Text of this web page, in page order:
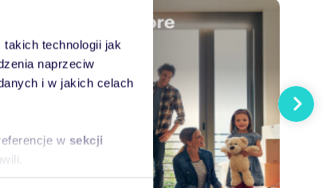
technologii jak
naprzeciw
i w jakich celach
w sekcji